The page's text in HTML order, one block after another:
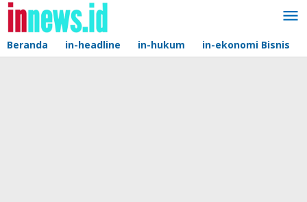
Lewati
konten
Beranda in-headline in-hukum in-ekonomi Bisnis